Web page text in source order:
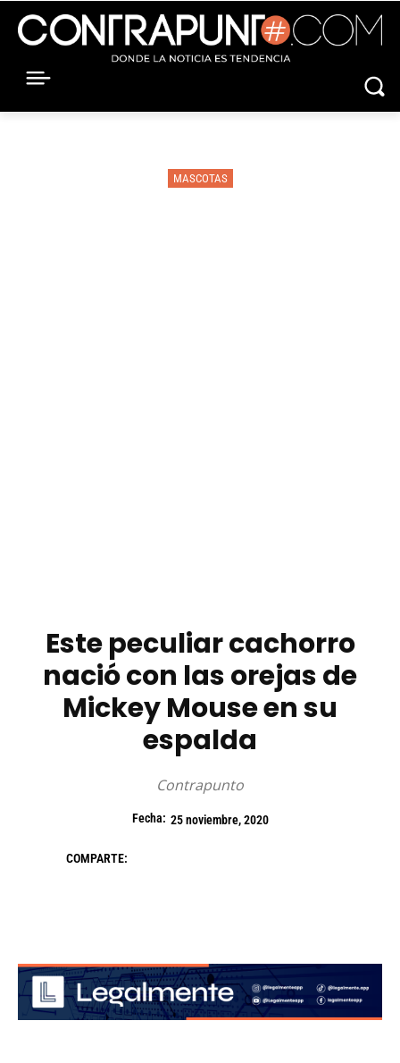
MASCOTAS
Este peculiar cachorro
nació con las orejas de
Mickey Mouse en su
espalda
Contrapunto
Fecha: 25 noviembre, 2020
COMPARTE: